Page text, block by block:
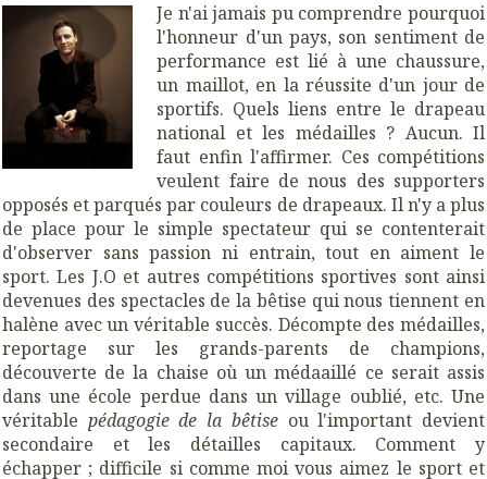
Je n'ai jamais pu comprendre pourquoi
l'honneur d'un pays, son sentiment de
performance est lié à une chaussure,
un maillot, en la réussite d'un jour de
sportifs. Quels liens entre le drapeau
national et les médailles ? Aucun. Il
faut enfin l'affirmer. Ces compétitions
veulent faire de nous des supporters
opposés et parqués par couleurs de drapeaux. Il n'y a plus
de place pour le simple spectateur qui se contenterait
d'observer sans passion ni entrain, tout en aiment le
sport. Les J.O et autres compétitions sportives sont ainsi
devenues des spectacles de la bêtise qui nous tiennent en
halène avec un véritable succès. Décompte des médailles,
reportage sur les grands-parents de champions,
découverte de la chaise où un médaaillé ce serait assis
dans une école perdue dans un village oublié, etc. Une
véritable pédagogie de la bêtiseou l'important devient
secondaire et les détailles capitaux. Comment y
échapper ; difficile si comme moi vous aimez le sport et